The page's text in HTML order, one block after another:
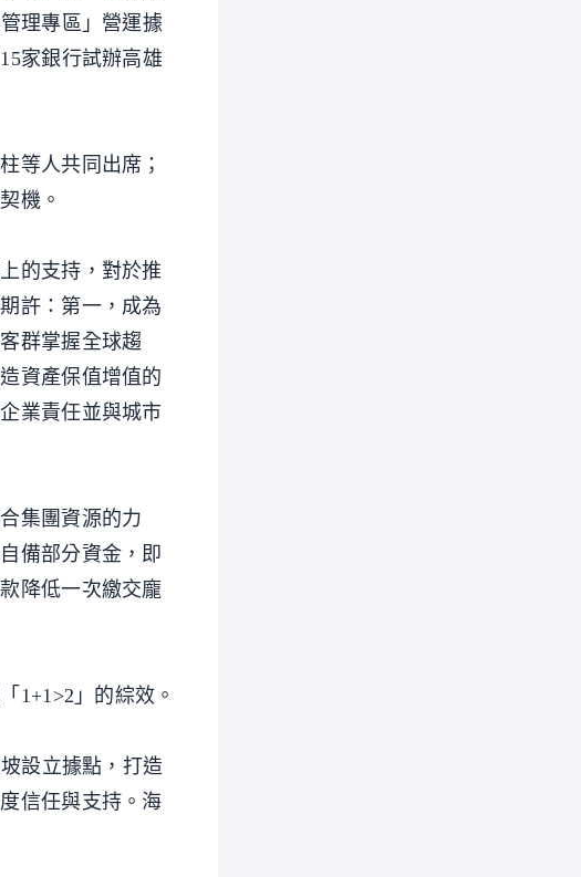
理專區」營運據
家銀行試辦高雄
等人共同出席；
機。
的支持，對於推
許：第一，成為
群掌握全球趨
資產保值增值的
業責任並與城市
集團資源的力
備部分資金，即
降低一次繳交龐
1+1>2」的綜效。
設立據點，打造
信任與支持。海